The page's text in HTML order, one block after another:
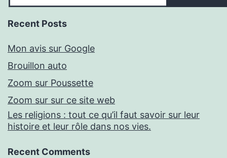
Recent Posts
Mon avis sur Google
Brouillon auto
Zoom sur Poussette
Zoom sur sur ce site web
Les religions : tout ce qu’il faut savoir sur leur
histoire et leur rôle dans nos vies.
Recent Comments